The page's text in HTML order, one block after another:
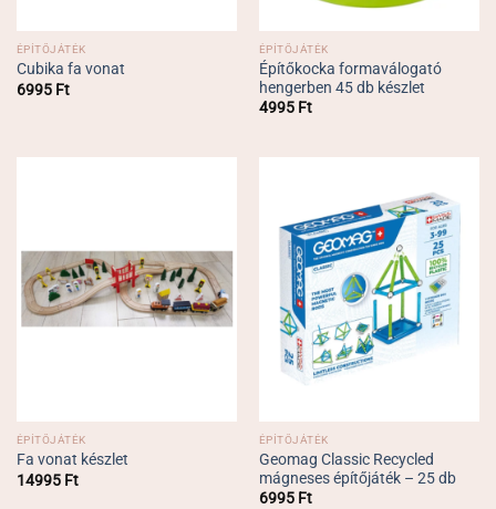
ÉPÍTŐJÁTÉK
Cubika fa vonat
6995 Ft
ÉPÍTŐJÁTÉK
Építőkocka formaválogató
hengerben 45 db készlet
4995 Ft
ÉPÍTŐJÁTÉK
Fa vonat készlet
14995 Ft
ÉPÍTŐJÁTÉK
Geomag Classic Recycled
mágneses építőjáték – 25 db
6995 Ft